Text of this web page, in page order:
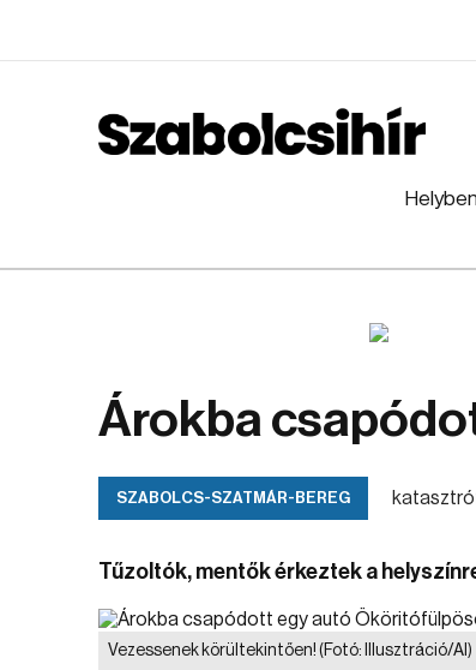
Árokba
SZABOLCS-SZATMÁR-BEREG
Tűzoltók, mentők érkeztek a
Vezessenek körültekintően! (Fotó: Illusztráció/AI)